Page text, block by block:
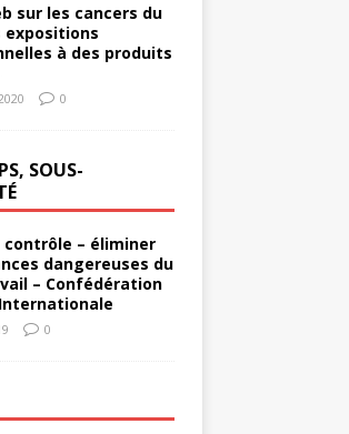
sur les cancers du
expositions
à des produits
0
SOUS-
contrôle – éliminer
dangereuses du
– Confédération
0